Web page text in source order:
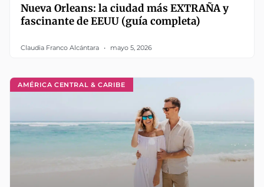
Nueva Orleans: la ciudad más EXTRAÑA y
fascinante de EEUU (guía completa)
Claudia Franco Alcántara mayo 5, 2026
AMÉRICA CENTRAL & CARIBE